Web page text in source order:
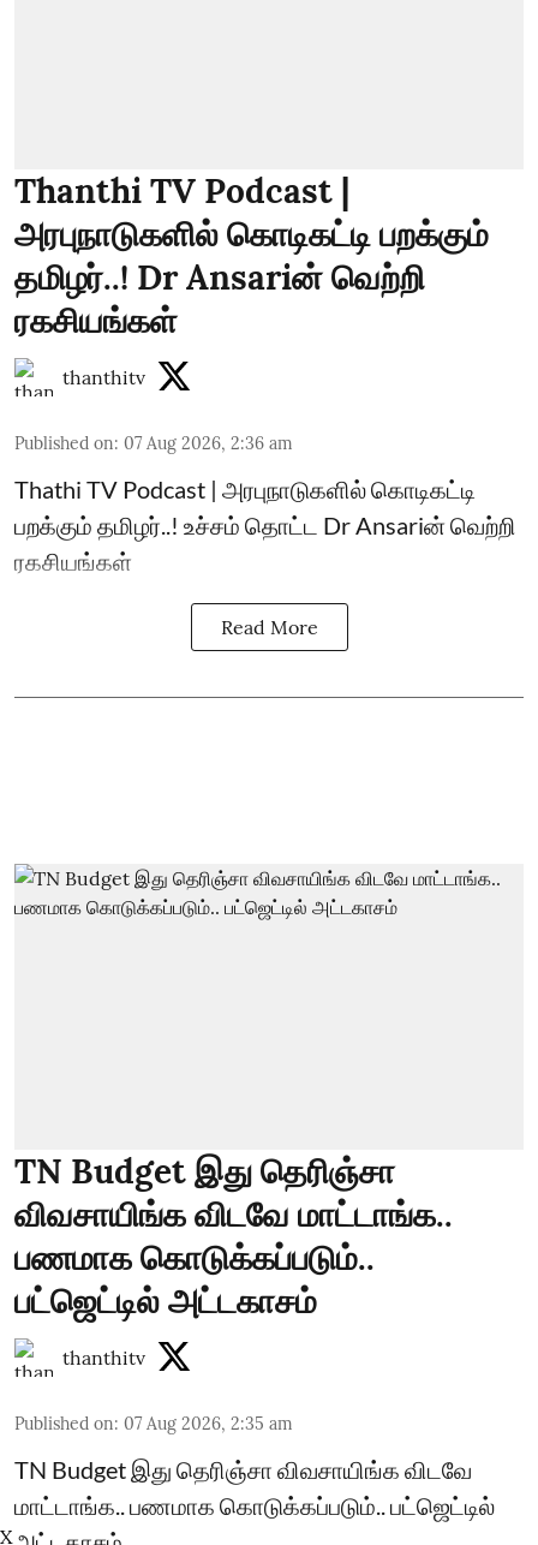
Thanthi TV Podcast |
அரபுநாடுகளில் கொடிகட்டி பறக்கும்
தமிழர்..! Dr Ansariன் வெற்றி
ரகசியங்கள்
thanthitv
Published on: 07 Aug 2026, 2:36 am
Thathi TV Podcast | அரபுநாடுகளில் கொடிகட்டி
பறக்கும் தமிழர்..! உச்சம் தொட்ட Dr Ansariன் வெற்றி
ரகசியங்கள்
Read More
TN Budget இது தெரிஞ்சா
விவசாயிங்க விடவே மாட்டாங்க..
பணமாக கொடுக்கப்படும்..
பட்ஜெட்டில் அட்டகாசம்
thanthitv
Published on: 07 Aug 2026, 2:35 am
TN Budget இது தெரிஞ்சா விவசாயிங்க விடவே
மாட்டாங்க.. பணமாக கொடுக்கப்படும்.. பட்ஜெட்டில்
X